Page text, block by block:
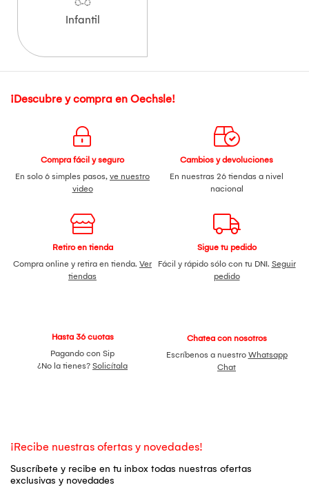
Infantil
¡Descubre y compra en Oechsle!
Compra fácil y seguro
En solo 6 simples pasos, ve nuestro
video
Cambios y devoluciones
En nuestras 26 tiendas a nivel
nacional
Retiro en tienda
Compra online y retira en tienda. Ver
tiendas
Sigue tu pedido
Fácil y rápido sólo con tu DNI. Seguir
pedido
Hasta 36 cuotas
Pagando con Sip
¿No la tienes? Solicítala
Chatea con nosotros
Escríbenos a nuestro Whatsapp
Chat
¡Recibe nuestras ofertas y novedades!
Suscríbete y recibe en tu inbox todas nuestras ofertas
exclusivas y novedades